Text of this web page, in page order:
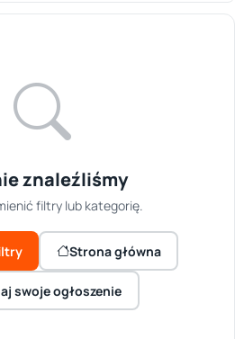
znaleźliśmy
filtry lub kategorię.
Strona główna
swoje ogłoszenie